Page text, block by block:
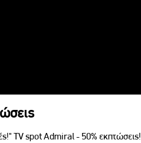
TV spot Admiral - 50% εκπτώσεις!